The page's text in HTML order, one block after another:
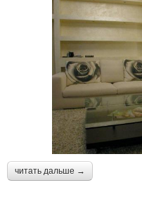
читать дальше →